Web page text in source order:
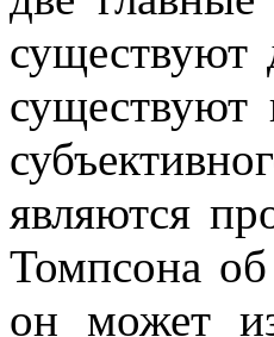
существуют
являются
Томпсона
он может